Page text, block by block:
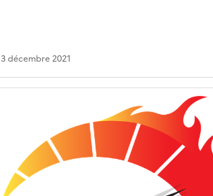
3 décembre 2021